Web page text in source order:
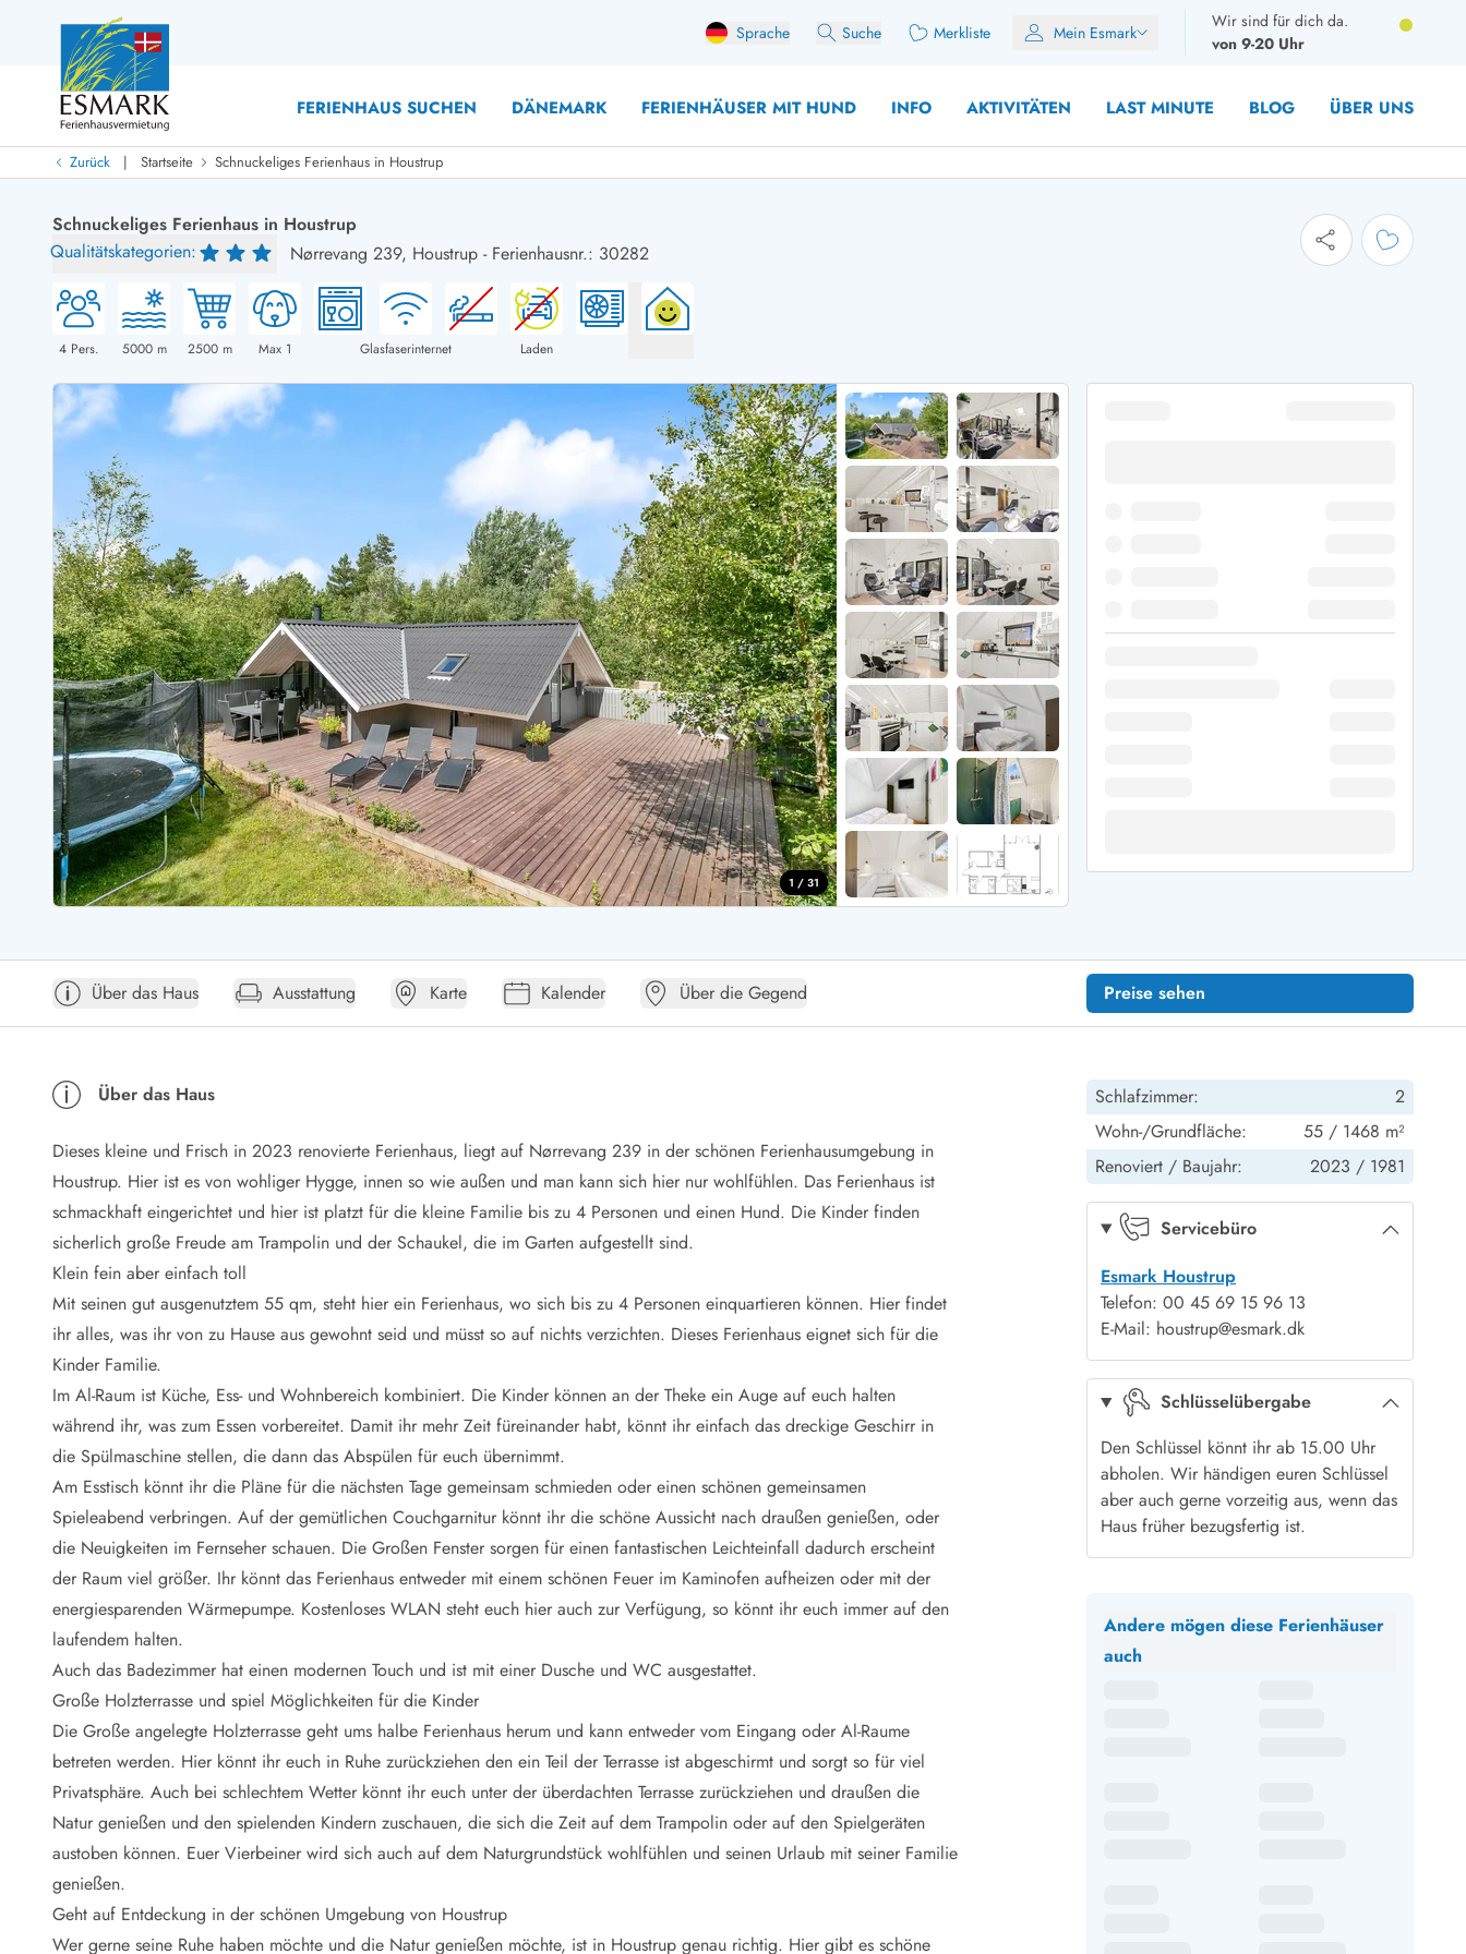
Sprache Suche Merkliste Mein Esmark
Wir sind für dich da.
von 9-20 Uhr
FERIENHAUS SUCHEN DÄNEMARK FERIENHÄUSER MIT HUND INFO AKTIVITÄTEN LAST MINUTE BLOG ÜBER UNS
Last Minute
Last Minute
Neu bei uns!
Neue Ferienhäuser bei ESMARKFerienhäuser mit PoolFerienhäuser mit Hund
Neurenovierte Ferienhäuser
Ferienhäuser mit Endreinigung inklusive
Ferienhäuser dicht am Strand
Ferienhäuser neu gebaut
Ferienhäuser mit Sauna
Ferienhäuser Nicht-Raucher
Ferienhäuser mit Aussicht
Ferienhäuser mit Whirlpool
Ferienhäuser mit Freitagswechsel
Ferienhäuser mit Samstagswechsel
Ferienhäuser mit Sonntagswechsel
Ferienhäuser für Angler
Ferienhäuser mit Aktivitätsraum
Ferienhäuser mit Kindern
Luxus Ferienhäuser
Ferienhäuser mit Nebensaionrabatt
Ferienhaus für 2 Personen
Ferienhaus für 4 Personen
Ferienhaus für 6 Personen
Ferienhaus für Gruppen
Ferienhäuser im Frühjahr
Ferienhäuser im Sommer
Ferienhäuser im Herbst
Ferienhäuser im Winter
Ferienhäuser über Weihnachten
Ferienhäuser über Silvester
Ferienhäuser BjerregardFerienhäuser BlavandFerienhäuser Hvide SandeFerienhäuser Sondervig
Ferienhäuser Argab
Ferienhäuser in Arrild
Ferienhäuser Bjerregard
Ferienhäuser Blavand
Ferienhäuser Bork Havn
Ferienhäuser Fjand
Ferienhäuser Fanö
Ferienhäuser Graerup Strand
Ferienhäuser Haurvig
Ferienhäuser Henne Strand
Ferienhäuser Ho
Ferienhäuser Houstrup
Ferienhäuser Houvig
Ferienhäuser auf Holmsland Klit
Ferienhäuser in Holmsland
Ferienhäuser Hvide Sande
Ferienhäuser Jegum
Ferienhäuser Klegod
Ferienhäuser Lodbjerg Hede
Ferienhäuser Nr. Lyngvig
Ferienhäuser in Nymindegab
Ferienhäuser Römö
Ferienhäuser am Ringköbing Fjord
Ferienhäuser Sondervig
Ferienhäuser Skodbjerge
Ferienhäuser in Thorsminde
Ferienhäuser Vederso Klit
Ferienhäuser Vejers Strand
Ferienhäuser Vester Husby
Öffnungszeiten
Anreise
Ferienhaus ABC
Häufige Fragen zur Buchung
Verleihservice
Reisescheckliste
Endreinigung
Gutschein
Frühbucher
Mietbedingungen
Reiseführer Dänemark
Tipps für Urlaub in Dänemark
Wetter in Dänemark
Saisonzeiten
Badesicherheit im Meer
Naturschutz
Webcam Dänemark
Ferienhauskatalog
Fotowettbewerb
Vorteile bei uns
Reisecurity
Esmark KidsVIP
Esmark VIP - Partnervorteile und Rabatte
Preisgarantie
Keine Kaution
Gästebewertungen
Gratis WLAN
We love people
Esmark VIP Partnervorteile
Esmark KidsVIP
Zurück | Startseite Schnuckeliges Ferienhaus in Houstrup
Schnuckeliges Ferienhaus in Houstrup
Qualitätskategorien:
Nørrevang 239, Houstrup - Ferienhausnr.: 30282
4Pers. 5000m 2500m Max 1 Glasfaserinternet Laden
1 / 31
Über das Haus Ausstattung Karte Kalender Über die Gegend Preise sehen
Über das Haus
Dieses kleine und Frisch in 2023 renovierte Ferienhaus, liegt auf Nørrevang 239 in der schönen Ferienhausumgebung in
Houstrup. Hier ist es von wohliger Hygge, innen so wie außen und man kann sich hier nur wohlfühlen. Das Ferienhaus ist
schmackhaft eingerichtet und hier ist platzt für die kleine Familie bis zu 4 Personen und einen Hund. Die Kinder finden
sicherlich große Freude am Trampolin und der Schaukel, die im Garten aufgestellt sind.
Klein fein aber einfach toll
Mit seinen gut ausgenutztem 55 qm, steht hier ein Ferienhaus, wo sich bis zu 4 Personen einquartieren können. Hier findet
ihr alles, was ihr von zu Hause aus gewohnt seid und müsst so auf nichts verzichten. Dieses Ferienhaus eignet sich für die
Kinder Familie.
Im Al-Raum ist Küche, Ess- und Wohnbereich kombiniert. Die Kinder können an der Theke ein Auge auf euch halten
während ihr, was zum Essen vorbereitet. Damit ihr mehr Zeit füreinander habt, könnt ihr einfach das dreckige Geschirr in
die Spülmaschine stellen, die dann das Abspülen für euch übernimmt.
Am Esstisch könnt ihr die Pläne für die nächsten Tage gemeinsam schmieden oder einen schönen gemeinsamen
Spieleabend verbringen. Auf der gemütlichen Couchgarnitur könnt ihr die schöne Aussicht nach draußen genießen, oder
die Neuigkeiten im Fernseher schauen. Die Großen Fenster sorgen für einen fantastischen Leichteinfall dadurch erscheint
der Raum viel größer. Ihr könnt das Ferienhaus entweder mit einem schönen Feuer im Kaminofen aufheizen oder mit der
energiesparenden Wärmepumpe. Kostenloses WLAN steht euch hier auch zur Verfügung, so könnt ihr euch immer auf den
laufendem halten.
Auch das Badezimmer hat einen modernen Touch und ist mit einer Dusche und WC ausgestattet.
Große Holzterrasse und spiel Möglichkeiten für die Kinder
Die Große angelegte Holzterrasse geht ums halbe Ferienhaus herum und kann entweder vom Eingang oder Al-Raume
betreten werden. Hier könnt ihr euch in Ruhe zurückziehen den ein Teil der Terrasse ist abgeschirmt und sorgt so für viel
Privatsphäre. Auch bei schlechtem Wetter könnt ihr euch unter der überdachten Terrasse zurückziehen und draußen die
Natur genießen und den spielenden Kindern zuschauen, die sich die Zeit auf dem Trampolin oder auf den Spielgeräten
austoben können. Euer Vierbeiner wird sich auch auf dem Naturgrundstück wohlfühlen und seinen Urlaub mit seiner Familie
genießen.
Geht auf Entdeckung in der schönen Umgebung von Houstrup
Wer gerne seine Ruhe haben möchte und die Natur genießen möchte, ist in Houstrup genau richtig. Hier gibt es schöne
Schlafzimmer:
2
Wohn-/Grundfläche:
55 / 1468 m²
Renoviert / Baujahr: 2023 / 1981
Servicebüro
Esmark Houstrup
Telefon: 00 45 69 15 96 13
E-Mail: houstrup@esmark.dk
Schlüsselübergabe
Den Schlüssel könnt ihr ab 15.00 Uhr
abholen. Wir händigen euren Schlüssel
aber auch gerne vorzeitig aus, wenn das
Haus früher bezugsfertig ist.
Andere mögen diese Ferienhäuser
auch